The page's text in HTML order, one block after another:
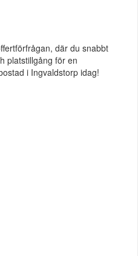
där du snabbt
platstillgång för en
i Ingvaldstorp idag!